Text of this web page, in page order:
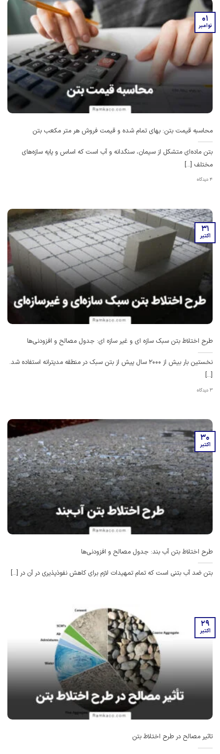
محاسبه قیمت بتن: بهای تمام شده و قیمت فروش هر متر مکعب بتن
بتن ماده‌ای متشکل از سیمان، سنگدانه و آب است که اساس و پایه سازه‌های
مختلف [...]
4 دیدگاه
01
نوامبر
طرح اختلاط بتن سبک سازه ای و غیر سازه ای: جدول مصالح و افزودنی‌ها
نخستین بار بیش از 2000 سال پیش از بتن سبک در منطقه مدیترانه استفاده شد.
[...]
3 دیدگاه
31
اکتبر
طرح اختلاط بتن آب بند: جدول مصالح و افزودنی‌ها
بتن ضد آب بتنی است که تمام تمهیدات لازم برای کاهش نفوذپذیری در آن در [...]
30
اکتبر
تاثیر مصالح در طرح اختلاط بتن
29
اکتبر